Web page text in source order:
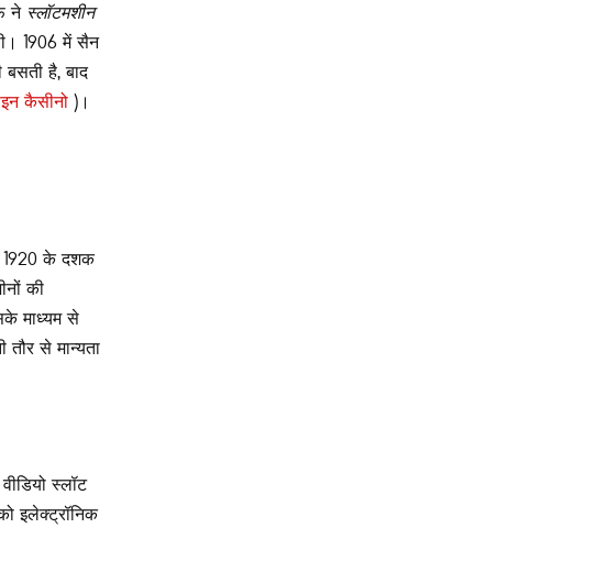
ने स्लॉटमशीन
1906 में सैन
है, बाद
कैसीनो )।
1920 के दशक
की
माध्यम से
से मान्यता
स्लॉट
इलेक्ट्रॉनिक